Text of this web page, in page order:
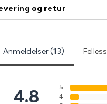
og retur
Anmeldelser (13)
4.8 5
4